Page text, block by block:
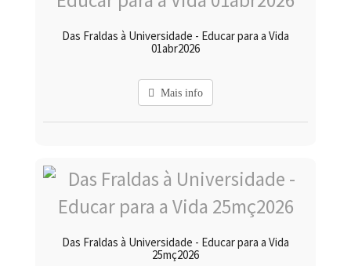
Das Fraldas à Universidade - Educar para a Vida
01abr2026
Mais info
Das Fraldas à Universidade - Educar para a Vida
25mç2026